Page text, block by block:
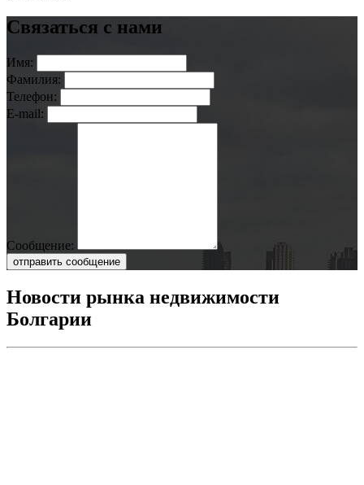
Связаться с нами
Имя:
Фамилия:
Телефон:
E-mail:
Сообщение:
отправить сообщение
Новости рынка недвижимости
Болгарии